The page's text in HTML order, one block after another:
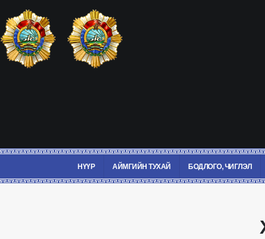
НҮҮР АЙМГИЙН ТУХАЙ БОДЛОГО, ЧИГЛЭЛ